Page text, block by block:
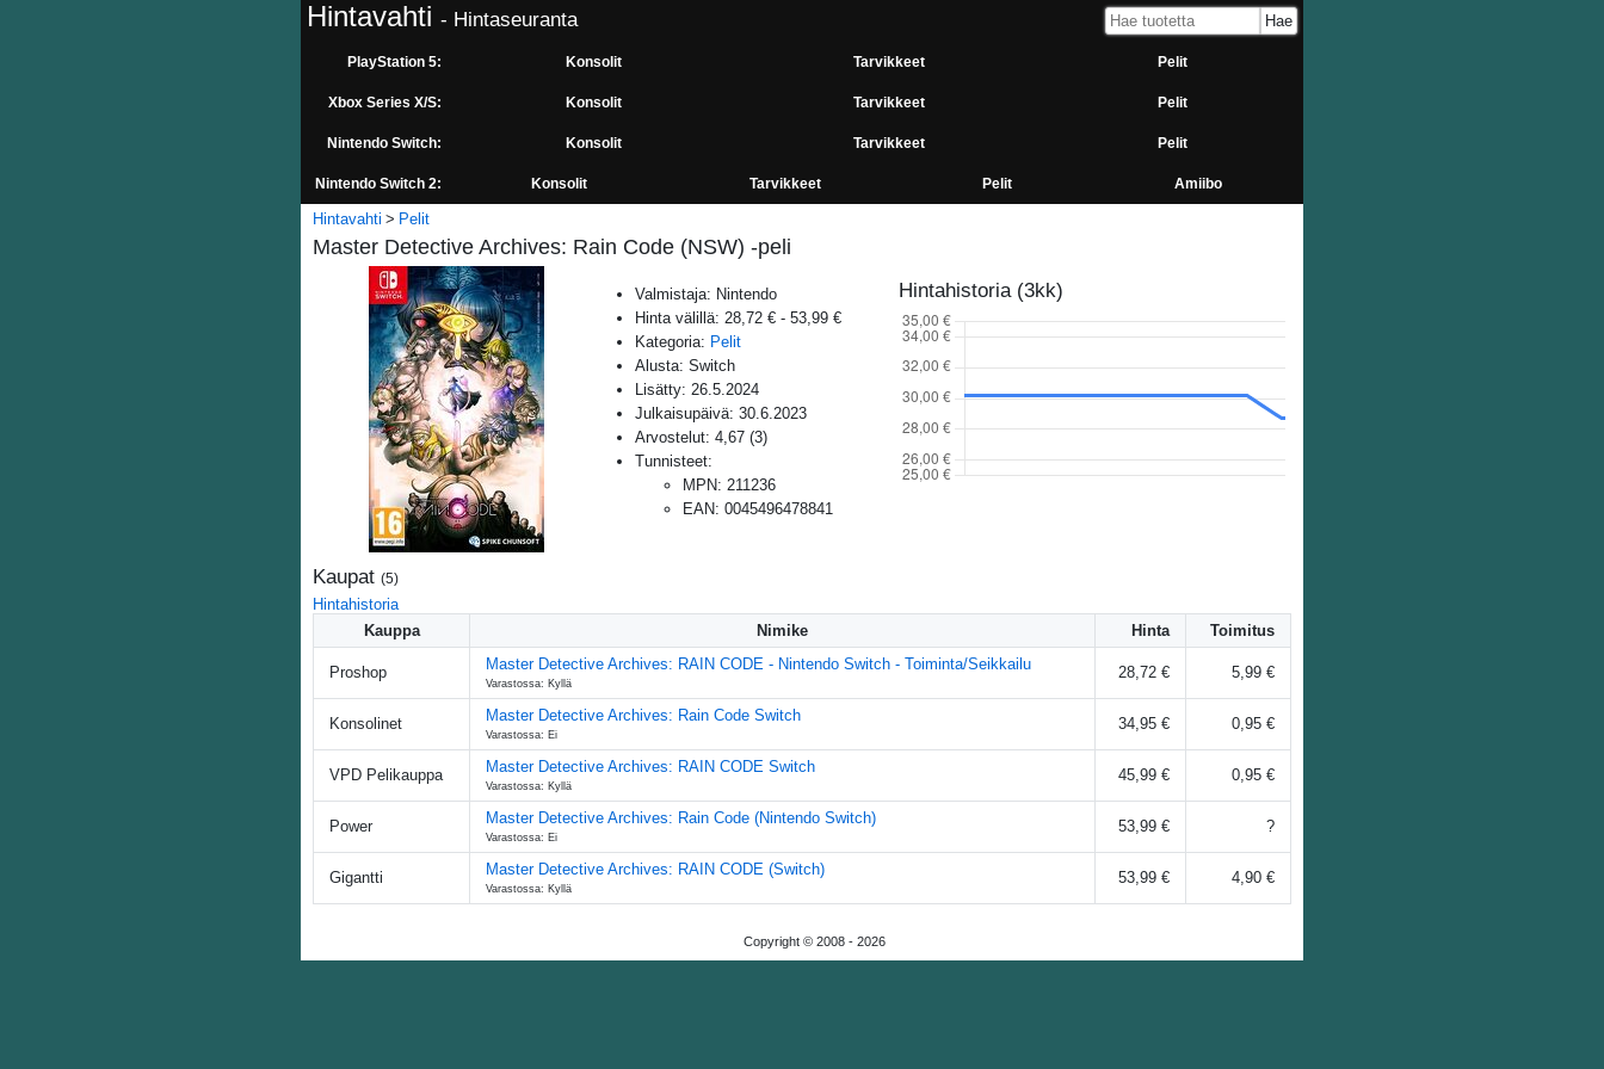
Hintavahti - Hintaseuranta
PlayStation 5: Konsolit Tarvikkeet Pelit
Xbox Series X/S: Konsolit Tarvikkeet Pelit
Nintendo Switch: Konsolit Tarvikkeet Pelit
Nintendo Switch 2: Konsolit Tarvikkeet Pelit Amiibo
Hintavahti Pelit
Master Detective Archives: Rain Code (NSW) -peli
Valmistaja: Nintendo
Hinta välillä: 28,72 € - 53,99 €
Kategoria: Pelit
Alusta: Switch
Lisätty: 26.5.2024
Julkaisupäivä: 30.6.2023
Arvostelut: 4,67 (3)
Tunnisteet:
MPN: 211236
EAN: 0045496478841
Hintahistoria (3kk)
Kaupat (5)
Hintahistoria
Kauppa
Nimike Hinta Toimitus
Proshop Master Detective Archives: RAIN CODE - Nintendo Switch - Toiminta/Seikkailu
Varastossa: Kyllä
28,72 € 5,99 €
Konsolinet Master Detective Archives: Rain Code Switch
Varastossa: Ei
34,95 € 0,95 €
VPD Pelikauppa Master Detective Archives: RAIN CODE Switch
Varastossa: Kyllä
45,99 € 0,95 €
Power Master Detective Archives: Rain Code (Nintendo Switch)
Varastossa: Ei
53,99 € ?
Gigantti Master Detective Archives: RAIN CODE (Switch)
Varastossa: Kyllä
53,99 € 4,90 €
Copyright © 2008 - 2026